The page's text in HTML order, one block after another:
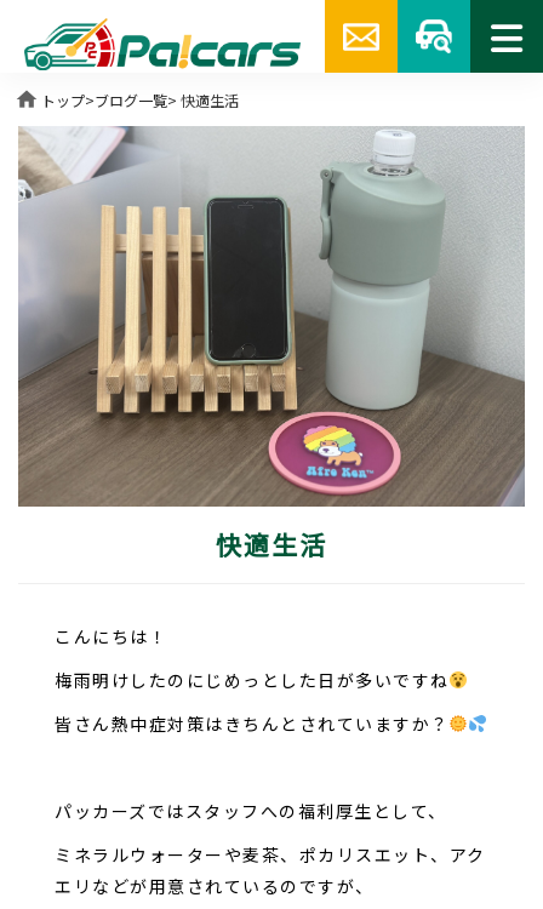
home トップ>ブログ一覧> 快適生活
快適生活
こんにちは！
梅雨明けしたのにじめっとした日が多いですね
皆さん熱中症対策はきちんとされていますか？
パッカーズではスタッフへの福利厚生として、
ミネラルウォーターや麦茶、ポカリスエット、アク
エリなどが用意されているのですが、